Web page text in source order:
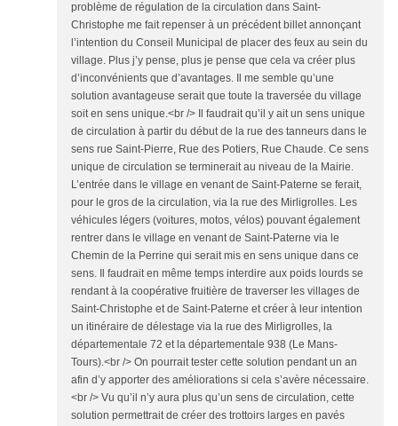
problème de régulation de la circulation dans Saint-
Christophe me fait repenser à un précédent billet annonçant
l’intention du Conseil Municipal de placer des feux au sein du
village. Plus j’y pense, plus je pense que cela va créer plus
d’inconvénients que d’avantages. Il me semble qu’une
solution avantageuse serait que toute la traversée du village
soit en sens unique.<br /> Il faudrait qu’il y ait un sens unique
de circulation à partir du début de la rue des tanneurs dans le
sens rue Saint-Pierre, Rue des Potiers, Rue Chaude. Ce sens
unique de circulation se terminerait au niveau de la Mairie.
L’entrée dans le village en venant de Saint-Paterne se ferait,
pour le gros de la circulation, via la rue des Mirligrolles. Les
véhicules légers (voitures, motos, vélos) pouvant également
rentrer dans le village en venant de Saint-Paterne via le
Chemin de la Perrine qui serait mis en sens unique dans ce
sens. Il faudrait en même temps interdire aux poids lourds se
rendant à la coopérative fruitière de traverser les villages de
Saint-Christophe et de Saint-Paterne et créer à leur intention
un itinéraire de délestage via la rue des Mirligrolles, la
départementale 72 et la départementale 938 (Le Mans-
Tours).<br /> On pourrait tester cette solution pendant un an
afin d’y apporter des améliorations si cela s’avère nécessaire.
<br /> Vu qu’il n’y aura plus qu’un sens de circulation, cette
solution permettrait de créer des trottoirs larges en pavés